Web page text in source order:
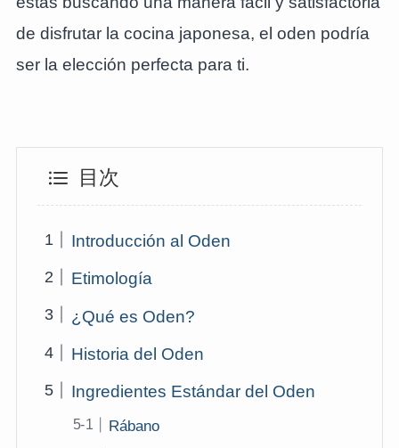
de disfrutar la cocina japonesa, el oden podría
ser la elección perfecta para ti.
目次
Introducción al Oden
Etimología
¿Qué es Oden?
Historia del Oden
Ingredientes Estándar del Oden
Rábano